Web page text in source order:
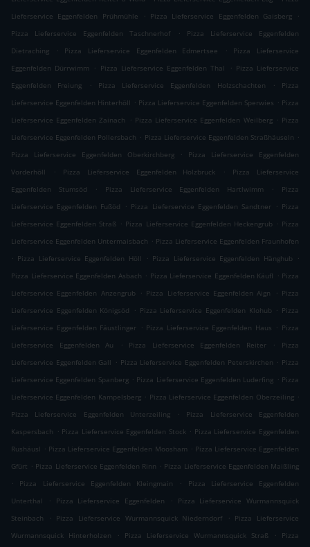
Lieferservice Eggenfelden Prühmühle
. Pizza Lieferservice Eggenfelden Gaisberg
.
Pizza Lieferservice Eggenfelden Taschnerhof
.
Pizza Lieferservice Eggenfelden
Dietraching
. Pizza Lieferservice Eggenfelden Edmertsee .
Pizza Lieferservice
Eggenfelden Dürrwimm
. Pizza Lieferservice Eggenfelden Thal . Pizza Lieferservice
Eggenfelden Freiung
. Pizza Lieferservice Eggenfelden Holzschachten .
Pizza
Lieferservice Eggenfelden Hinterhöll . Pizza Lieferservice Eggenfelden Sperwies . Pizza
Lieferservice Eggenfelden Zainach
. Pizza Lieferservice Eggenfelden Weilberg . Pizza
Lieferservice Eggenfelden Pollersbach . Pizza Lieferservice Eggenfelden Straßhäuseln .
Pizza Lieferservice Eggenfelden Oberkirchberg
.
Pizza Lieferservice Eggenfelden
Vorderhöll
. Pizza Lieferservice Eggenfelden Holzbruck .
Pizza Lieferservice
Eggenfelden Stumsöd
. Pizza Lieferservice Eggenfelden Hartlwimm .
Pizza
Lieferservice Eggenfelden Fußöd
. Pizza Lieferservice Eggenfelden Sandtner . Pizza
Lieferservice Eggenfelden Straß . Pizza Lieferservice Eggenfelden Heckengrub . Pizza
Lieferservice Eggenfelden Untermaisbach . Pizza Lieferservice Eggenfelden Fraunhofen
. Pizza Lieferservice Eggenfelden Höll . Pizza Lieferservice Eggenfelden Hänghub
.
Pizza Lieferservice Eggenfelden Asbach . Pizza Lieferservice Eggenfelden Käufl . Pizza
Lieferservice Eggenfelden Anzengrub
. Pizza Lieferservice Eggenfelden Aign . Pizza
Lieferservice Eggenfelden Königsöd
. Pizza Lieferservice Eggenfelden Klohub . Pizza
Lieferservice Eggenfelden Fäustlinger . Pizza Lieferservice Eggenfelden Haus . Pizza
Lieferservice Eggenfelden Au
. Pizza Lieferservice Eggenfelden Reiter .
Pizza
Lieferservice Eggenfelden Gall . Pizza Lieferservice Eggenfelden Peterskirchen . Pizza
Lieferservice Eggenfelden Spanberg . Pizza Lieferservice Eggenfelden Luderfing . Pizza
Lieferservice Eggenfelden Kampelsberg . Pizza Lieferservice Eggenfelden Oberzeiling .
Pizza Lieferservice Eggenfelden Unterzeiling
.
Pizza Lieferservice Eggenfelden
Kaspersbach . Pizza Lieferservice Eggenfelden Stock . Pizza Lieferservice Eggenfelden
Rushäusl . Pizza Lieferservice Eggenfelden Moosham . Pizza Lieferservice Eggenfelden
Gfürt . Pizza Lieferservice Eggenfelden Rinn . Pizza Lieferservice Eggenfelden Maißling
.
Pizza Lieferservice Eggenfelden Kleingmain .
Pizza Lieferservice Eggenfelden
Unterthal
. Pizza Lieferservice Eggenfelden .
Pizza Lieferservice Wurmannsquick
Steinbach
. Pizza Lieferservice Wurmannsquick Niederndorf . Pizza Lieferservice
Wurmannsquick Hinterholzen
. Pizza Lieferservice Wurmannsquick Straß .
Pizza